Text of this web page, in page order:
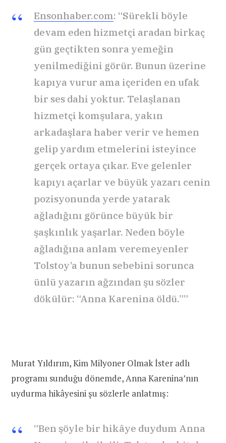
Ensonhaber.com: “Sürekli böyle
devam eden hizmetçi aradan birkaç
gün geçtikten sonra yemeğin
yenilmediğini görür. Bunun üzerine
kapıya vurur ama içeriden en ufak
bir ses dahi yoktur. Telaşlanan
hizmetçi komşulara, yakın
arkadaşlara haber verir ve hemen
gelip yardım etmelerini isteyince
gerçek ortaya çıkar. Eve gelenler
kapıyı açarlar ve büyük yazarı cenin
pozisyonunda yerde yatarak
ağladığını görünce büyük bir
şaşkınlık yaşarlar. Neden böyle
ağladığına anlam veremeyenler
Tolstoy’a bunun sebebini sorunca
ünlü yazarın ağzından şu sözler
dökülür: “Anna Karenina öldü.””
Murat Yıldırım, Kim Milyoner Olmak İster adlı
programı sunduğu dönemde, Anna Karenina’nın
uydurma hikâyesini şu sözlerle anlatmış:
“Ben şöyle bir hikâye duydum Anna